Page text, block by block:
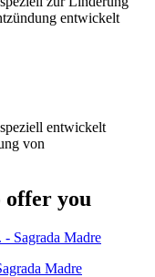
entwickelt
entwickelt
von
offer you
Madre